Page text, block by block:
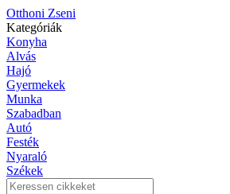
Otthoni Zseni
Kategóriák
Konyha
Alvás
Hajó
Gyermekek
Munka
Szabadban
Autó
Festék
Nyaraló
Székek